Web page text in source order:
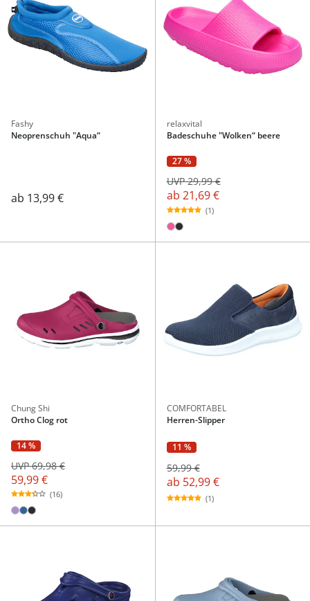
Fashy
Neoprenschuh "Aqua“
ab 13,99 €
relaxvital
Badeschuhe "Wolken“ beere
27 %
ab 21,69 €
UVP 29,99 €
(1)
Chung Shi
Ortho Clog rot
14 %
59,99 €
UVP 69,98 €
(16)
COMFORTABEL
Herren-Slipper
11 %
59,99 €
ab 52,99 €
(1)